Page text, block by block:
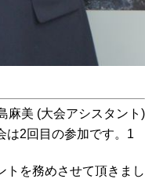
麻美 (大会アシスタント)
は2回目の参加です。1
トを務めさせて頂きまし